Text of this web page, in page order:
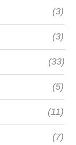
(3)
(3)
(33)
(5)
(11)
(7)